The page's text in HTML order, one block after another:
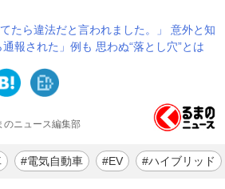
たら違法だと言われました。」 意外と知
報された」例も 思わぬ“落とし穴”とは
のニュース編集部
#電気自動車 #EV #ハイブリッド